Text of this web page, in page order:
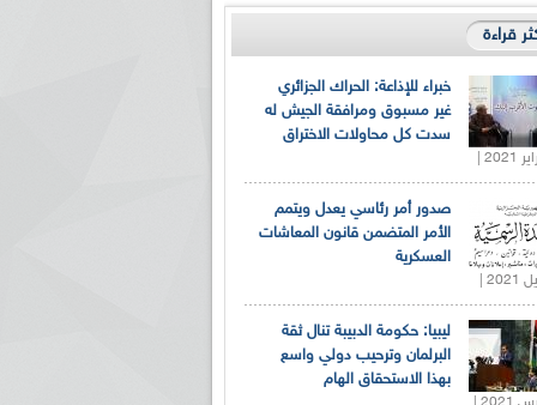
قراءة
خبراء للإذاعة: الحراك الجزائري
غير مسبوق ومرافقة الجيش له
سدت كل محاولات الاختراق
صدور أمر رئاسي يعدل ويتمم
الأمر المتضمن قانون المعاشات
العسكرية
ليبيا: حكومة الدبيبة تنال ثقة
البرلمان وترحيب دولي واسع
بهذا الاستحقاق الهام